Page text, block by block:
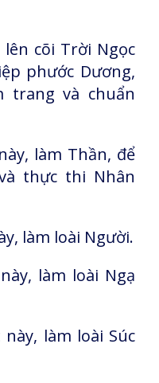
cõi Trời Ngọc
phước Dương,
trang và chuẩn
làm Thần, để
thực thi Nhân
làm loài Người.
làm loài Ngạ
làm loài Súc